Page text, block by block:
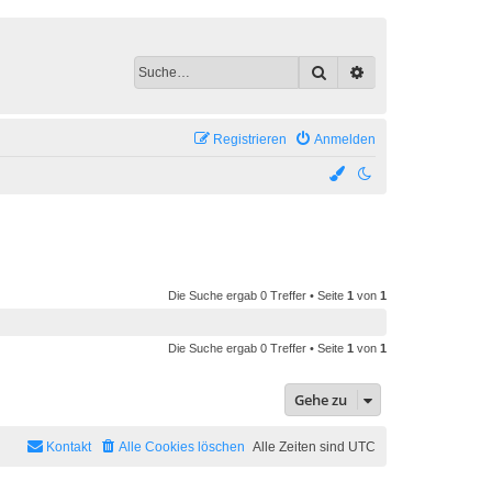
Suche
Anmelden
Registrieren
Die Suche ergab 0 Treffer • Seite 1 von 1
Die Suche ergab 0 Treffer • Seite 1 von 1
Gehe zu
Alle Zeiten sind UTC
Alle Cookies löschen
Kontakt